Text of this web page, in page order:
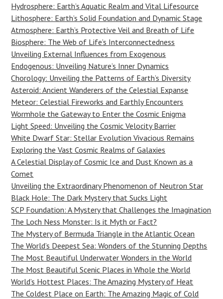
Hydrosphere: Earth’s Aquatic Realm and Vital Lifesource
Lithosphere: Earth’s Solid Foundation and Dynamic Stage
Atmosphere: Earth’s Protective Veil and Breath of Life
Biosphere: The Web of Life’s Interconnectedness
Unveiling External Influences from Exogenous
Endogenous: Unveiling Nature’s Inner Dynamics
Chorology: Unveiling the Patterns of Earth’s Diversity
Asteroid: Ancient Wanderers of the Celestial Expanse
Meteor: Celestial Fireworks and Earthly Encounters
Wormhole the Gateway to Enter the Cosmic Enigma
Light Speed: Unveiling the Cosmic Velocity Barrier
White Dwarf Star: Stellar Evolution Vivacious Remains
Exploring the Vast Cosmic Realms of Galaxies
A Celestial Display of Cosmic Ice and Dust Known as a
Comet
Unveiling the Extraordinary Phenomenon of Neutron Star
Black Hole: The Dark Mystery that Sucks Light
SCP Foundation: A Mystery that Challenges the Imagination
The Loch Ness Monster: Is it Myth or Fact?
The Mystery of Bermuda Triangle in the Atlantic Ocean
The World’s Deepest Sea: Wonders of the Stunning Depths
The Most Beautiful Underwater Wonders in the World
The Most Beautiful Scenic Places in Whole the World
World’s Hottest Places: The Amazing Mystery of Heat
The Coldest Place on Earth: The Amazing Magic of Cold